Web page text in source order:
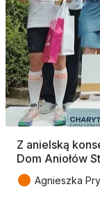
Z anielską
Dom Aniołów
● Agnieszka